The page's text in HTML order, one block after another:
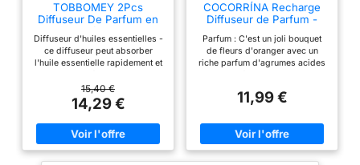
TOBBOMEY 2Pcs
Diffuseur De Parfum en
Décoration DIY Fleurs De
Fragrance pour
Aromathérapie Et
Diffuseur d'huiles essentielles -
ce diffuseur peut absorber
l'huile essentielle rapidement et
diffuseur pour voiture Diffuseur
- ce sont de bons choix pour les
personnes qui souhaitent
rafraîchir l'air de leurs pièces,
diffuseurs Remplaçables - vous
pouvez les utiliser comme
accessoire dans votre cuisine,
15,40 €
14,29 €
COCORRÍNA Recharge
Diffuseur de Parfum -
Huile parfumée pour
diffuseur à Roseau
Parfum d'ambiance pour
Salle de Bain, Bureau,
Maison déco
Parfum : C'est un joli bouquet
de fleurs d'oranger avec un
riche parfum d'agrumes acides
florales, l'arôme extrêmement
acidulé est plutôt vif et
optimiste. Taille : 200ml de
mélange d'huiles essentielles.
Qualité supérieure : La recharge
11,99 €